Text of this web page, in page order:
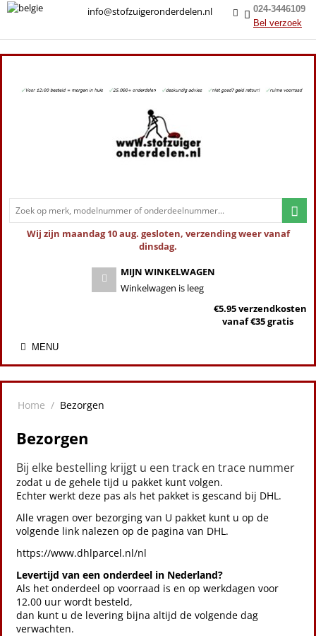
024-3446109
Bel verzoek
info@stofzuigeronderdelen.nl
Wij zijn maandag 10 aug. gesloten, verzending weer vanaf
dinsdag.
MIJN WINKELWAGEN
Winkelwagen is leeg
€5.95 verzendkosten
vanaf €35 gratis
MENU
Home / Bezorgen
Bezorgen
Bij elke bestelling krijgt u een track en trace nummer
zodat u de gehele tijd u pakket kunt volgen.
Echter werkt deze pas als het pakket is gescand bij DHL.
Alle vragen over bezorging van U pakket kunt u op de
volgende link nalezen op de pagina van DHL.
https://www.dhlparcel.nl/nl
Levertijd van een onderdeel in Nederland?
Als het onderdeel op voorraad is en op werkdagen voor
12.00 uur wordt besteld,
dan kunt u de levering bijna altijd de volgende dag
verwachten.